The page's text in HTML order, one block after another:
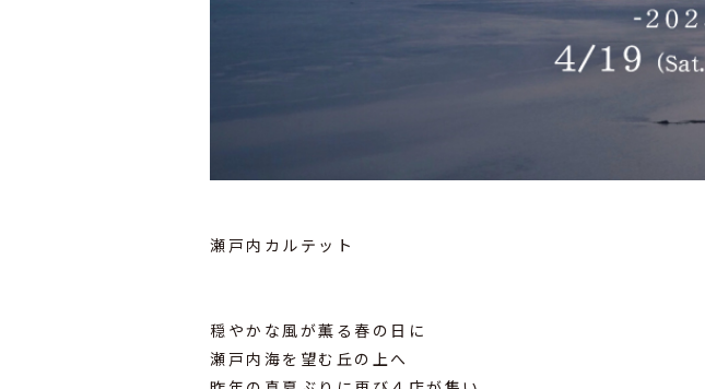
瀬戸内カルテット
穏やかな風が薫る春の日に
瀬戸内海を望む丘の上へ